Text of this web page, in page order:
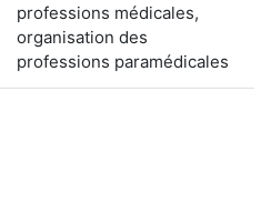
professions médicales,
organisation des
professions paramédicales